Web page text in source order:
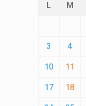
L M
3 4
10 11
17 18